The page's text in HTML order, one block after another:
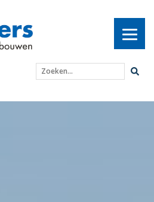
Zoeken...